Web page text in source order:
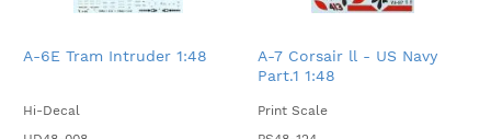
A-6E Tram Intruder 1:48
Hi-Decal
A-7 Corsair ll - US Navy
Part.1 1:48
Print Scale